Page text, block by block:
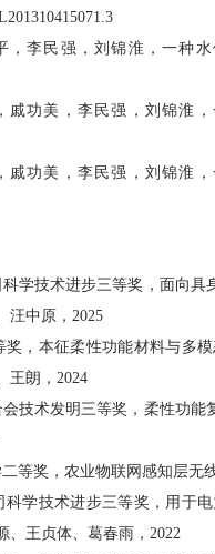
，李民强，刘锦淮，一种
戚功美，李民强，刘锦淮
戚功美，李民强，刘锦淮
学技术进步三等奖，面向
汪中原， 2025
奖，本征柔性功能材料与多
王朗， 2024
技术发明三等奖，柔性功
等奖，农业物联网感知层
科学技术进步三等奖，用于
、王贞体、葛春雨， 2022